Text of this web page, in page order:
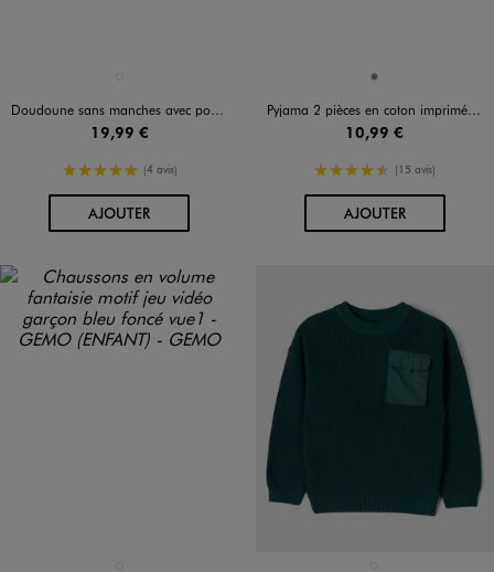
Doudoune sans manches avec poches à rabat garçon
19,99 €
5/5 de moyenne
(4 avis)
AJOUTERAU PANIER
Disponible en 1 coloris
GRIS
Pyjama 2 pièces en coton imprimé garçon
10,99 €
4.5/5 de moyenne
(15 avis)
AJOUTERAU PANIER